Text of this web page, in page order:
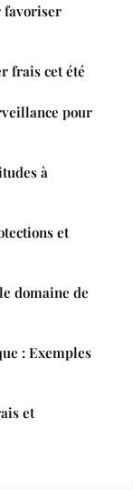
favoriser
frais cet été
pour
à
et
domaine de
: Exemples
et